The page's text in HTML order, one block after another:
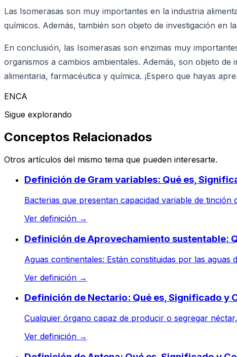
Las Isomerasas son muy importantes en la industria
químicos. Además, también son objeto de investigación en
En conclusión, las Isomerasas son enzimas muy
organismos a cambios ambientales. Además, son objeto
alimentaria, farmacéutica y química. ¡Espero que hayas
ENCA
Sigue explorando
Conceptos Relacionados
Otros artículos del mismo tema que pueden interesarte.
Definición de Gram variables: Qué es,
Bacterias que presentan capacidad variable de
Ver definición →
Definición de Aprovechamiento sustentable:
Aguas continentales: Están constituidas por las
Ver definición →
Definición de Nectario: Qué es, Significado y
Cualquier órgano capaz de producir o segregar
Ver definición →